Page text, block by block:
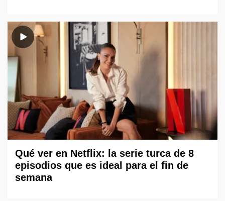
Qué ver en Netflix: la serie turca de 8
episodios que es ideal para el fin de
semana